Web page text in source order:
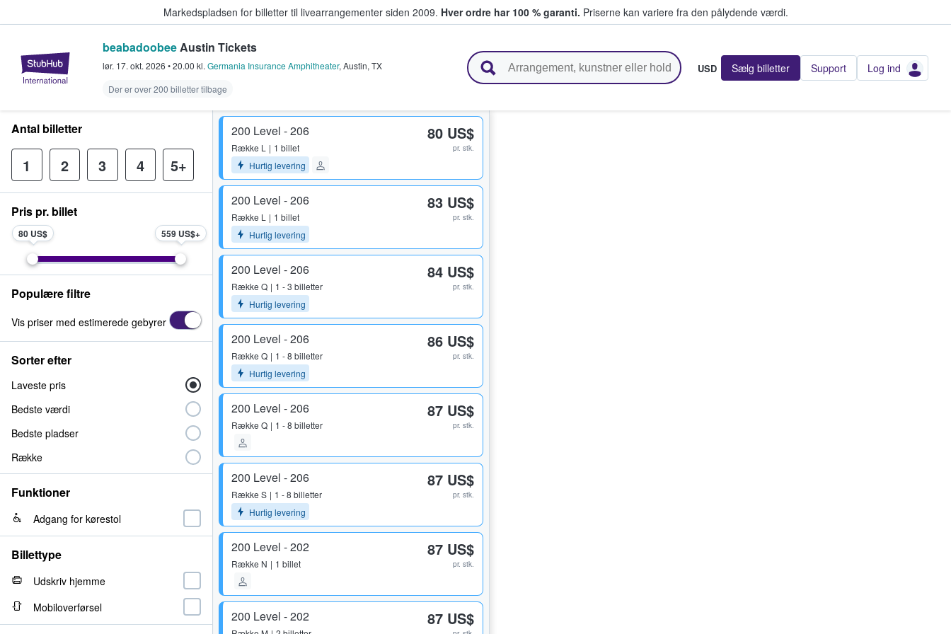
Markedspladsen for billetter til livearrangementer siden 2009. Hver ordre har 100 % garanti. Priserne kan variere fra den pålydende værdi.
StubHub - Hvor fans køber og sælger billetter
beabadoobeeAustin Tickets
lør. 17. okt. 2026 •20.00 kl. Germania Insurance Amphitheater, Austin, TX
Der er over 200 billetter tilbage
USD Sælg billetter Support Log ind
200 Level - 206
Række L
1 billet
Hurtig levering
80 US$
pr. stk.
200 Level - 206
Række L
1 billet
Hurtig levering
83 US$
pr. stk.
200 Level - 206
Række Q
1 - 3 billetter
Hurtig levering
84 US$
pr. stk.
200 Level - 206
Række Q
1 - 8 billetter
Hurtig levering
86 US$
pr. stk.
200 Level - 206
Række Q 1 - 8 billetter
87 US$
pr. stk.
200 Level - 206
Række S
1 - 8 billetter
Hurtig levering
87 US$
pr. stk.
200 Level - 202
Række N 1 billet
87 US$
pr. stk.
200 Level - 202 87 US$
Antal billetter
1 2 3 4 5+
Pris pr. billet
80 US$ 559 US$
Populære filtre
Vis priser med estimerede gebyrer
Sorter efter
Laveste pris
Bedste værdi
Bedste pladser
Række
Funktioner
Adgang for kørestol
Billettype
Udskriv hjemme
Mobiloverførsel